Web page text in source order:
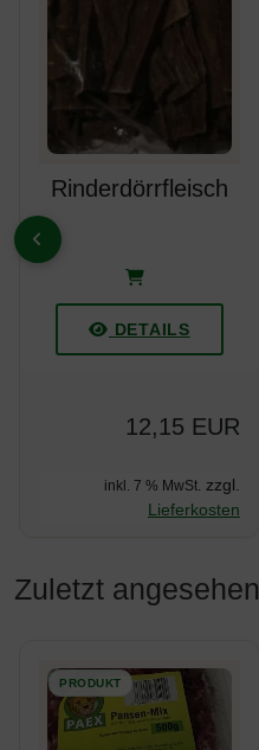
ZURÜCK
Rinderdörrfleisch
DETAILS
12,15 EUR
inkl. 7 % MwSt. zzgl.
Lieferkosten
Zuletzt angesehen